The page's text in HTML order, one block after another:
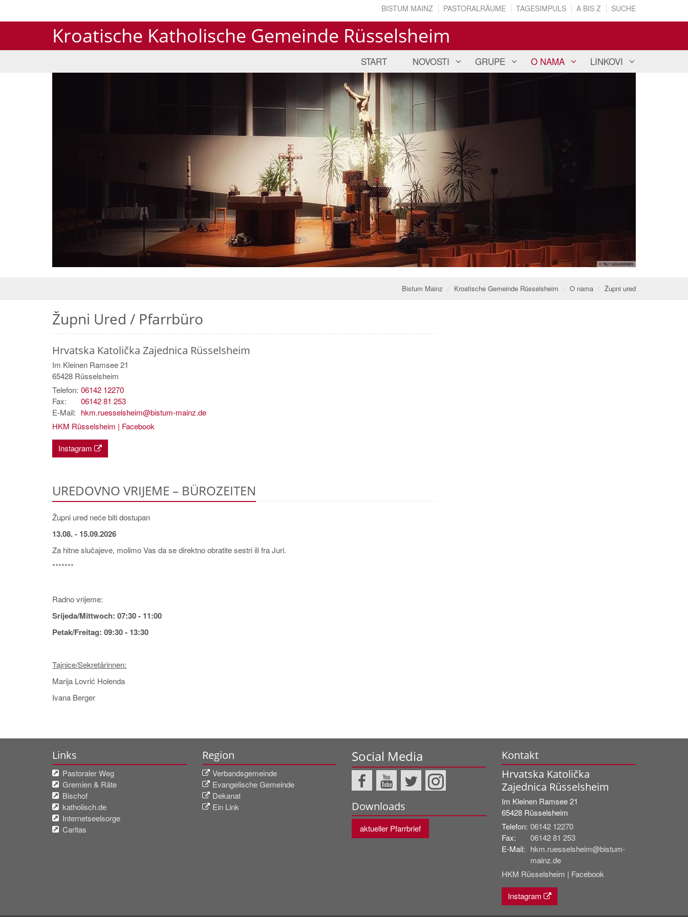
BISTUM MAINZ PASTORALRÄUME TAGESIMPULS A BIS Z SUCHE
Kroatische Katholische Gemeinde Rüsselsheim
START NOVOSTI GRUPE O NAMA LINKOVI
© hkz ruesselsheim
Bistum Mainz Kroatische Gemeinde Rüsselsheim O nama Župni ured
Župni Ured / Pfarrbüro
Hrvatska Katolička Zajednica Rüsselsheim
Im Kleinen Ramsee 21
65428 Rüsselsheim
Telefon: 06142 12270
Fax:
06142 81 253
E-Mail: hkm.ruesselsheim@bistum-mainz.de
HKM Rüsselsheim | Facebook
Instagram
UREDOVNO VRIJEME – BÜROZEITEN
Župni ured neće biti dostupan
13.08. - 15.09.2026
Za hitne slučajeve, molimo Vas da se direktno obratite sestri ili fra Juri.
*******
Radno vrijeme:
Srijeda/Mittwoch: 07:30 - 11:00
Petak/Freitag: 09:30 - 13:30
Tajnice/Sekretärinnen:
Marija Lovrić Holenda
Ivana Berger
Links
Pastoraler Weg
Gremien & Räte
Bischof
katholisch.de
Internetseelsorge
Caritas
Region
Verbandsgemeinde
Evangelische Gemeinde
Dekanat
Ein Link
Social Media
Downloads
aktueller Pfarrbrief
Kontakt
Hrvatska Katolička
Zajednica Rüsselsheim
Im Kleinen Ramsee 21
65428 Rüsselsheim
Telefon: 06142 12270
Fax:
06142 81 253
E-Mail: hkm.ruesselsheim@bistum-
mainz.de
HKM Rüsselsheim | Facebook
Instagram